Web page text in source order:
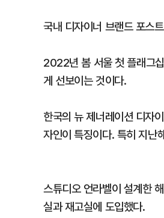
국내 디자이너 브랜드 포스
2022년 봄 서울 첫 플래그
게 선보이는 것이다.
한국의 뉴 제너레이션 디자
자인이 특징이다. 특히 지난
스튜디오 언라벨이 설계한
실과 재고실에 도입했다.